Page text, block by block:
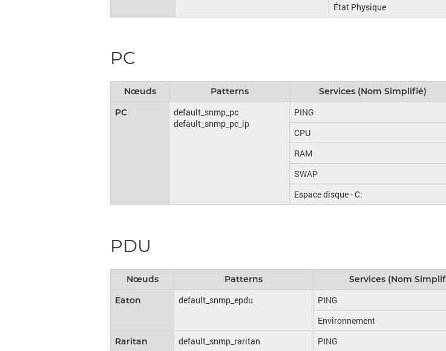
État Physique
PC
Nœuds Patterns Services (Nom Simplifié)
PC
default_snmp_pc
default_snmp_pc_ip
PING
CPU
RAM
SWAP
Espace disque - C:
PDU
Nœuds Patterns Services (Nom
Eaton
default_snmp_epdu PING
Environnement
Raritan default_snmp_raritan PING